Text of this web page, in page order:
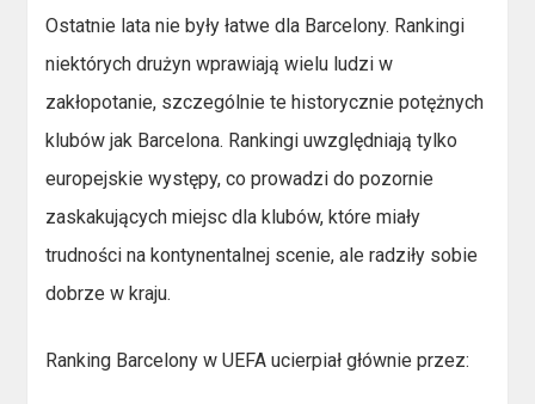
Ostatnie lata nie były łatwe dla Barcelony. Rankingi
niektórych drużyn wprawiają wielu ludzi w
zakłopotanie, szczególnie te historycznie potężnych
klubów jak Barcelona. Rankingi uwzględniają tylko
europejskie występy, co prowadzi do pozornie
zaskakujących miejsc dla klubów, które miały
trudności na kontynentalnej scenie, ale radziły sobie
dobrze w kraju.
Ranking Barcelony w UEFA ucierpiał głównie przez: